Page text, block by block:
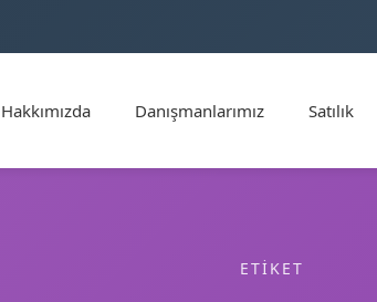
Hakkımızda Danışmanlarımız Satılık
ETIKET